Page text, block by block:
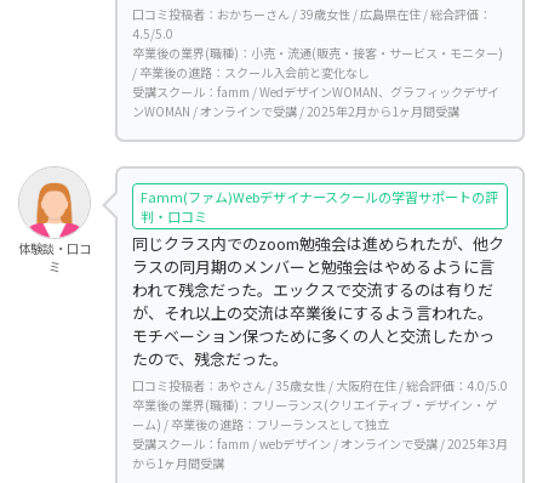
口コミ投稿者：おかちーさん / 39歳女性 / 広島県在住 / 総合評価：
4.5/5.0
卒業後の業界(職種)：小売・流通(販売・接客・サービス・モニター)
/ 卒業後の進路：スクール入会前と変化なし
受講スクール：famm / WedデザインWOMAN、グラフィックデザイ
ンWOMAN / オンラインで受講 / 2025年2月から1ヶ月間受講
体験談・口コ
ミ
Famm(ファム)Webデザイナースクールの学習サポートの評
判・口コミ
同じクラス内でのzoom勉強会は進められたが、他ク
ラスの同月期のメンバーと勉強会はやめるように言
われて残念だった。エックスで交流するのは有りだ
が、それ以上の交流は卒業後にするよう言われた。
モチベーション保つために多くの人と交流したかっ
たので、残念だった。
口コミ投稿者：あやさん / 35歳女性 / 大阪府在住 / 総合評価：4.0/5.0
卒業後の業界(職種)：フリーランス(クリエイティブ・デザイン・ゲ
ーム) / 卒業後の進路：フリーランスとして独立
受講スクール：famm / webデザイン / オンラインで受講 / 2025年3月
から1ヶ月間受講